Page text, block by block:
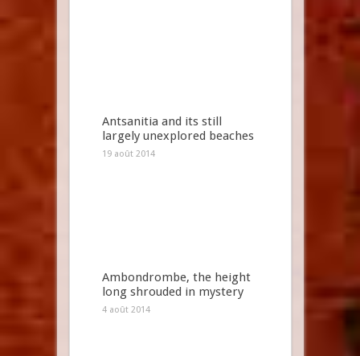
Antsanitia and its still
largely unexplored beaches
19 août 2014
Ambondrombe, the height
long shrouded in mystery
4 août 2014